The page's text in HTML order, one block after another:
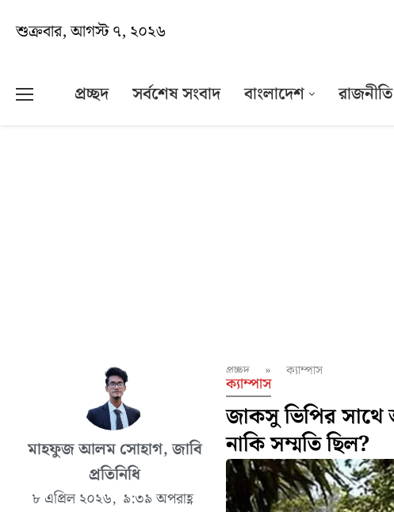
শুক্রবার, আগস্ট ৭, ২০২৬
প্রচ্ছদ সর্বশেষ সংবাদ বাংলাদেশ রাজনীতি
মাহফুজ আলম সোহাগ, জাবি
প্রতিনিধি
৮ এপ্রিল ২০২৬, ৯:৩৯ অপরাহ্ণ
প্রচ্ছদ » ক্যাম্পাস
ক্যাম্পাস
জাকসু ভিপির
নাকি সম্মতি ছিল?